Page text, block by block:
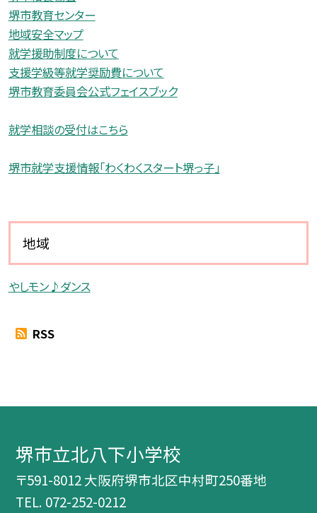
堺市教育センター
地域安全マップ
就学援助制度について
支援学級等就学奨励費について
堺市教育委員会公式フェイスブック
就学相談の受付はこちら
堺市就学支援情報「わくわくスタート堺っ子」
地域
やしモン♪ダンス
RSS
堺市立北八下小学校
〒591-8012 大阪府堺市北区中村町250番地
TEL. 072-252-0212